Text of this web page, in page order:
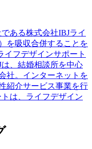
ある株式会社IBJライ
を吸収合併することを
イフデザインサポート
、結婚相談所を中心
社。インターネットを
紹介サービス事業を行
は、ライフデザイン